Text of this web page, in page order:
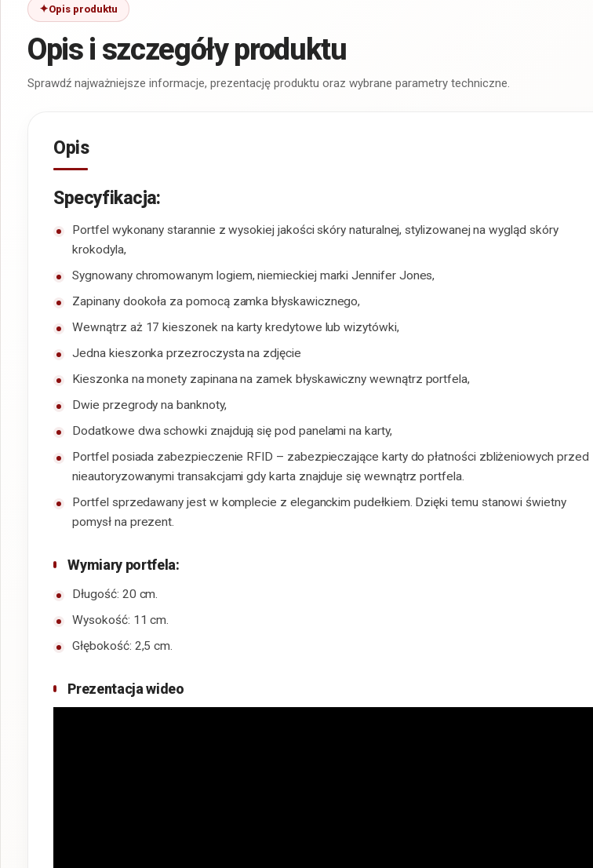
Opis produktu
Opis i szczegóły produktu
Sprawdź najważniejsze informacje, prezentację produktu oraz wybrane parametry techniczne.
Opis
Specyfikacja:
Portfel wykonany starannie z wysokiej jakości skóry naturalnej, stylizowanej na wygląd skóry
krokodyla,
Sygnowany chromowanym logiem, niemieckiej marki Jennifer Jones,
Zapinany dookoła za pomocą zamka błyskawicznego,
Wewnątrz aż 17 kieszonek na karty kredytowe lub wizytówki,
Jedna kieszonka przezroczysta na zdjęcie
Kieszonka na monety zapinana na zamek błyskawiczny wewnątrz portfela,
Dwie przegrody na banknoty,
Dodatkowe dwa schowki znajdują się pod panelami na karty,
Portfel posiada zabezpieczenie RFID – zabezpieczające karty do płatności zbliżeniowych przed
nieautoryzowanymi transakcjami gdy karta znajduje się wewnątrz portfela.
Portfel sprzedawany jest w komplecie z eleganckim pudełkiem. Dzięki temu stanowi świetny
pomysł na prezent.
Wymiary portfela:
Długość: 20 cm.
Wysokość: 11 cm.
Głębokość: 2,5 cm.
Prezentacja wideo